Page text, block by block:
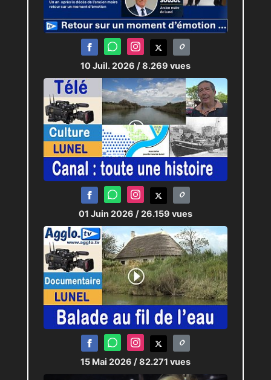
Reste l’essentiel et le secret
des urnes qui est toujours un
grand mystère dans le choix
de la dernière minute...
10 Juil. 2026 / 8.269 vues
01 Juin 2026 / 26.159 vues
15 Mai 2026 / 82.271 vues